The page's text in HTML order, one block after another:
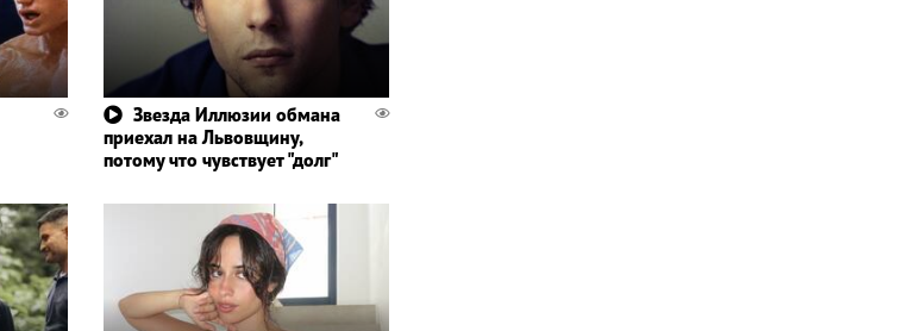
Звезда Иллюзии обмана
приехал на Львовщину,
потому что чувствует "долг"